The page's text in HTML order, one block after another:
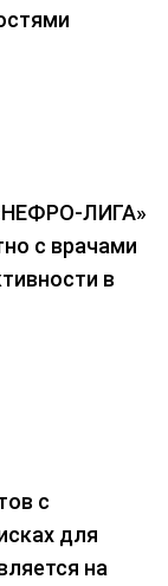
ЛИГА»
с врачами
в
с
для
на